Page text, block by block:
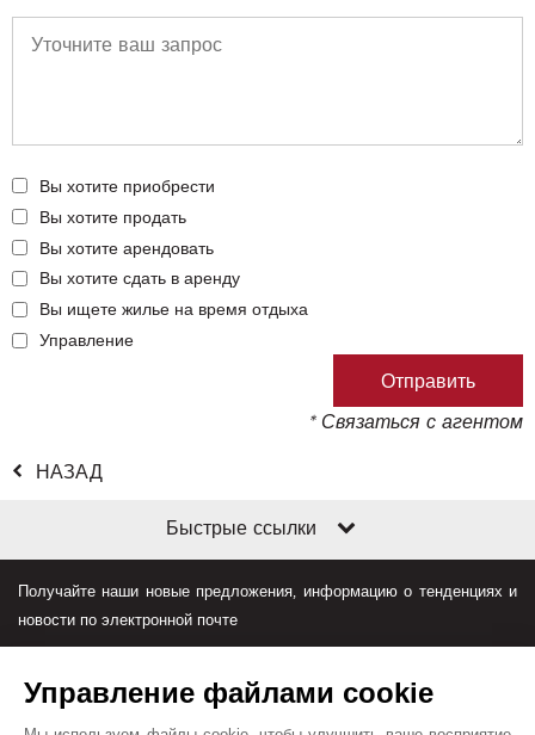
Вы хотите приобрести
Вы хотите продать
Вы хотите арендовать
Вы хотите сдать в аренду
Вы ищете жилье на время отдыха
Управление
* Связаться с агентом
НАЗАД
Быстрые ссылки
Получайте наши новые предложения, информацию о тенденциях и
новости по электронной почте
Управление файлами cookie